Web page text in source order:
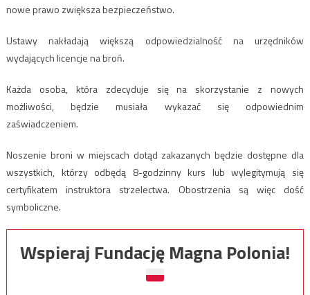
nowe prawo zwiększa bezpieczeństwo.
Ustawy nakładają większą odpowiedzialność na urzędników
wydających licencje na broń.
Każda osoba, która zdecyduje się na skorzystanie z nowych
możliwości, będzie musiała wykazać się odpowiednim
zaświadczeniem.
Noszenie broni w miejscach dotąd zakazanych będzie dostępne dla
wszystkich, którzy odbędą 8-godzinny kurs lub wylegitymują się
certyfikatem instruktora strzelectwa. Obostrzenia są więc dość
symboliczne.
Wspieraj Fundację Magna Polonia!